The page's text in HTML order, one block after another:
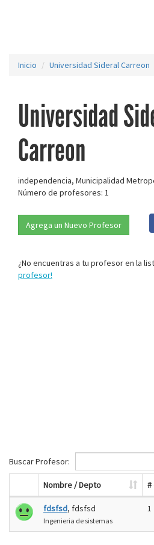
Inicio Universidad Sideral Carreon
Universidad
Carreon
independencia, Municipalidad
Número de profesores: 1
Agrega un Nuevo Profesor
¿No encuentras a tu profesor en la
profesor!
Buscar Profesor:
Nombre / Depto #
fdsfsd, fdsfsd
Ingenieria de sistemas
1